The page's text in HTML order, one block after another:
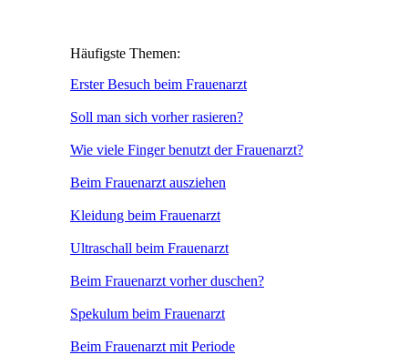
Häufigste Themen:
Erster Besuch beim Frauenarzt
Soll man sich vorher rasieren?
Wie viele Finger benutzt der Frauenarzt?
Beim Frauenarzt ausziehen
Kleidung beim Frauenarzt
Ultraschall beim Frauenarzt
Beim Frauenarzt vorher duschen?
Spekulum beim Frauenarzt
Beim Frauenarzt mit Periode